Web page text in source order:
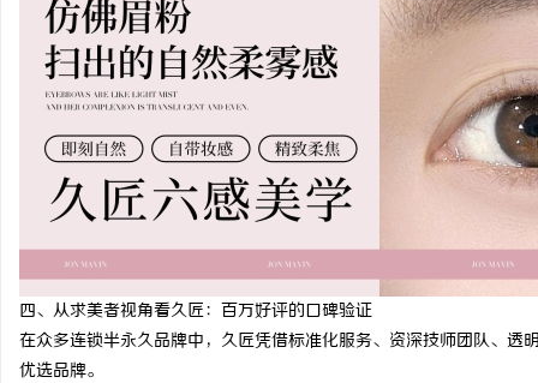
四、从求美者视角看久匠：百万好评的口碑验证
在众多连锁半永久品牌中，久匠凭借标准化服务、资深技师团队、
优选品牌。